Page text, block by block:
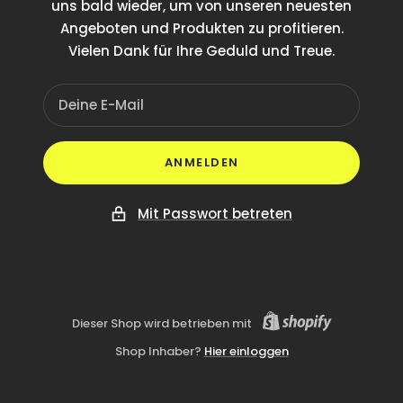
uns bald wieder, um von unseren neuesten
Angeboten und Produkten zu profitieren.
Vielen Dank für Ihre Geduld und Treue.
Deine E-Mail
ANMELDEN
Mit Passwort betreten
Dieser Shop wird betrieben mit
Shop Inhaber? Hier einloggen